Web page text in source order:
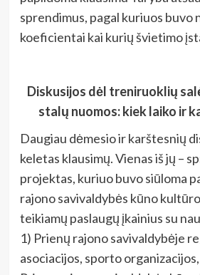
sprendimus, pagal kuriuos
koeficientai kai kurių švietimo
Diskusijos dėl treniruoklių
stalų nuomos: kiek laiko ir
Daugiau dėmesio ir karštesnių
keletas klausimų. Vienas iš jų –
projektas, kuriuo buvo siūloma
rajono savivaldybės kūno
teikiamų paslaugų įkainius su
1) Prienų rajono savivaldybėje
asociacijos, sporto